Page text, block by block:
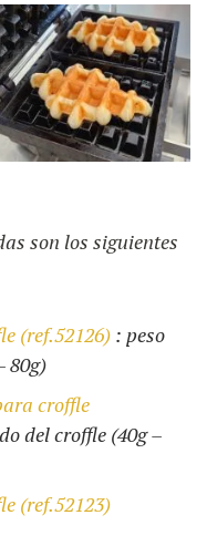
son los siguientes
(ref.52126) : peso
80g)
croffle
del croffle (40g –
(ref.52123)